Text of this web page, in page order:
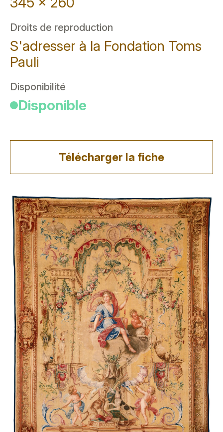
Droits de reproduction
S'adresser à la Fondation Toms
Pauli
Disponibilité
Disponible
Télécharger la fiche